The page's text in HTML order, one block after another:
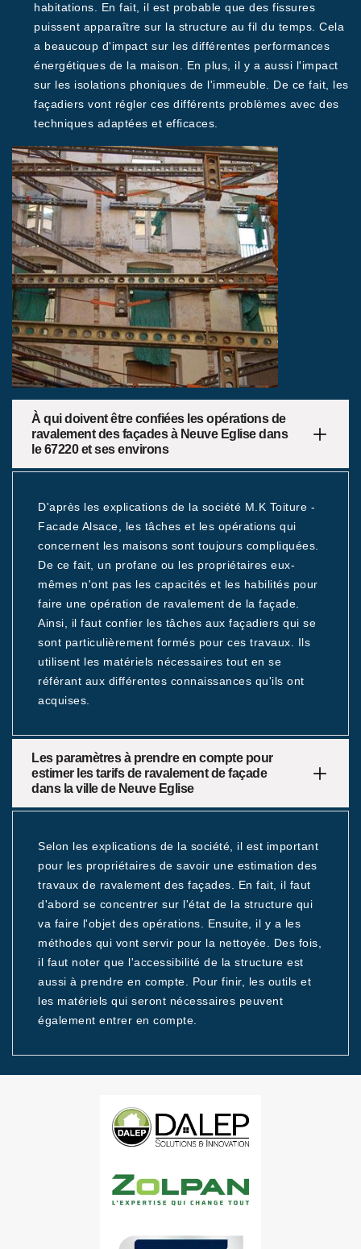
habitations. En fait, il est probable que des fissures
puissent apparaître sur la structure au fil du temps. Cela
a beaucoup d'impact sur les différentes performances
énergétiques de la maison. En plus, il y a aussi l'impact
sur les isolations phoniques de l'immeuble. De ce fait, les
façadiers vont régler ces différents problèmes avec des
techniques adaptées et efficaces.
À qui doivent être confiées les opérations de
ravalement des façades à Neuve Eglise dans
le 67220 et ses environs
D'après les explications de la société M.K Toiture -
Facade Alsace, les tâches et les opérations qui
concernent les maisons sont toujours compliquées.
De ce fait, un profane ou les propriétaires eux-
mêmes n'ont pas les capacités et les habilités pour
faire une opération de ravalement de la façade.
Ainsi, il faut confier les tâches aux façadiers qui se
sont particulièrement formés pour ces travaux. Ils
utilisent les matériels nécessaires tout en se
référant aux différentes connaissances qu'ils ont
acquises.
Les paramètres à prendre en compte pour
estimer les tarifs de ravalement de façade
dans la ville de Neuve Eglise
Selon les explications de la société, il est important
pour les propriétaires de savoir une estimation des
travaux de ravalement des façades. En fait, il faut
d'abord se concentrer sur l'état de la structure qui
va faire l'objet des opérations. Ensuite, il y a les
méthodes qui vont servir pour la nettoyée. Des fois,
il faut noter que l'accessibilité de la structure est
aussi à prendre en compte. Pour finir, les outils et
les matériels qui seront nécessaires peuvent
également entrer en compte.